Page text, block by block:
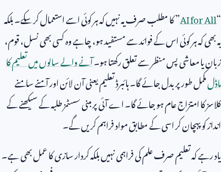
“
AI for All” کا مطلب صرف یہ نہیں کہ ہر کوئی اسے استعمال کر سکے۔ بلکہ
یہ بھی کہ ہر کوئی اس کے فوائد سے مستفید ہو، چاہے وہ کسی بھی نسل، قوم،
زبان یا معاشی پس منظر سے تعلق رکھتا ہو۔آنے والے سالوں میں تعلیم کا
ماڈلمکمل طور پر بدل جائے گا۔ ہائبرڈ تعلیم یعنی آن لائن اور آمنے سامنے
کلاسز کا امتزاج عام ہو جائے گا۔ اے آئی پر مبنی سسٹمز طلبہ کے سیکھنے کے
انداز کو پہچان کر اسی کے مطابق مواد فراہم کریں گے۔
یاد رہے کہ تعلیم صرف علم کی فراہمی نہیں بلکہ کردار سازی کا عمل بھی ہے۔